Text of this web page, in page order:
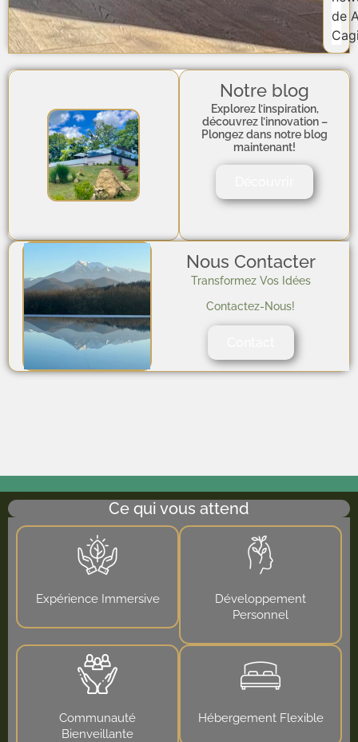
de
Notre blog
Explorez l’inspiration,
découvrez l’innovation –
Plongez dans notre blog
maintenant!
Nous Contacter
Transformez Vos Idées
Contactez-Nous!
Ce qui vous attend
Expérience Immersive
Développement
Personnel
Communauté
Bienveillante
Hébergement Flexible